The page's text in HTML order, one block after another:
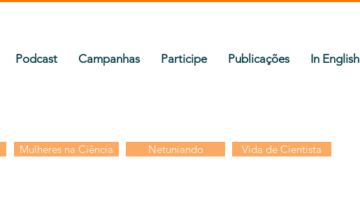
Podcast Campanhas Participe Publicações In English
Mulheres na Ciência Netuniando Vida de Cientista